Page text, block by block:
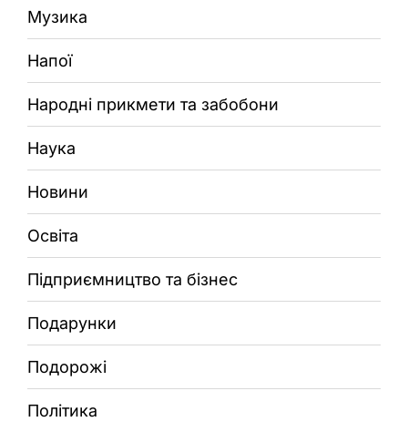
Музика
Напої
Народні прикмети та забобони
Наука
Новини
Освіта
Підприємництво та бізнес
Подарунки
Подорожі
Політика